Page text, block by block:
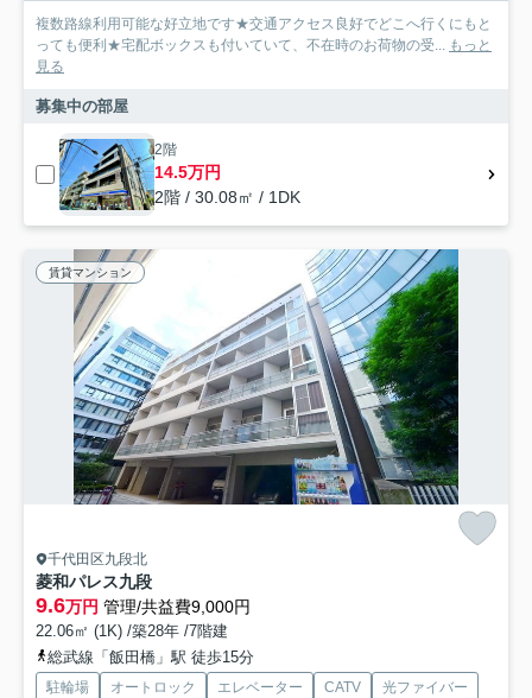
複数路線利用可能な好立地です★交通アクセス良好でどこへ行くにもと
っても便利★宅配ボックスも付いていて、不在時のお荷物の受... もっと
見る
募集中の部屋
2階
14.5万円
2階 / 30.08㎡ / 1DK
賃貸マンション
千代田区九段北
菱和パレス九段
9.6万円 管理/共益費9,000円
22.06㎡ (1K) /築28年 /7階建
総武線「飯田橋」駅 徒歩15分
駐輪場 オートロック エレベーター CATV
光ファイバー